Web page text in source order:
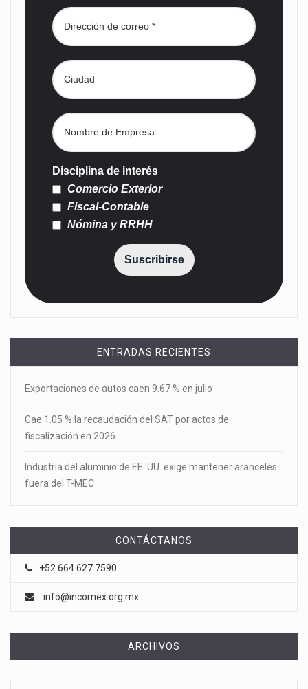
Disciplina de interés
Comercio Exterior
Fiscal-Contable
Nómina y RRHH
Suscribirse
ENTRADAS RECIENTES
Exportaciones de autos caen 9.67 % en julio
Cae 1.05 % la recaudación del SAT por actos de
fiscalización en 2026
Industria del aluminio de EE. UU. exige mantener aranceles
fuera del T-MEC
CONTÁCTANOS
+52 664 627 7590
info@incomex.org.mx
ARCHIVOS